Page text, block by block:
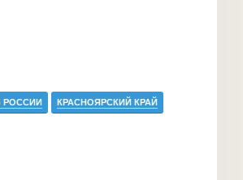
РОССИИ КРАСНОЯРСКИЙ КРАЙ